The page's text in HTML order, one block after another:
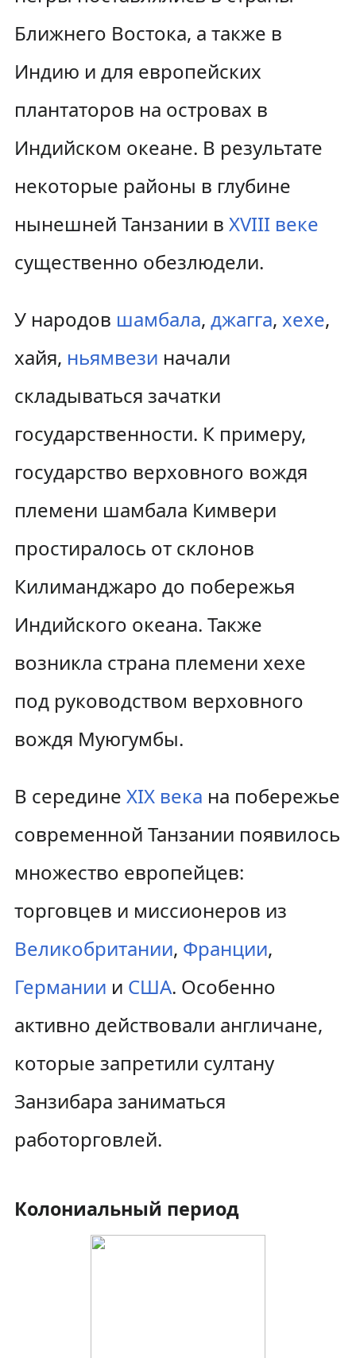
Ближнего Востока, а также в
Индию и для европейских
плантаторов на островах в
Индийском океане. В результате
некоторые районы в глубине
нынешней Танзании в XVIII веке
существенно обезлюдели.
У народов шамбала, джагга, хехе,
хайя, ньямвези начали
складываться зачатки
государственности. К примеру,
государство верховного вождя
племени шамбала Кимвери
простиралось от склонов
Килиманджаро до побережья
Индийского океана. Также
возникла страна племени хехе
под руководством верховного
вождя Муюгумбы.
В середине XIX века на побережье
современной Танзании появилось
множество европейцев:
торговцев и миссионеров из
Великобритании, Франции,
Германии и США. Особенно
активно действовали англичане,
которые запретили султану
Занзибара заниматься
работорговлей.
Колониальный период